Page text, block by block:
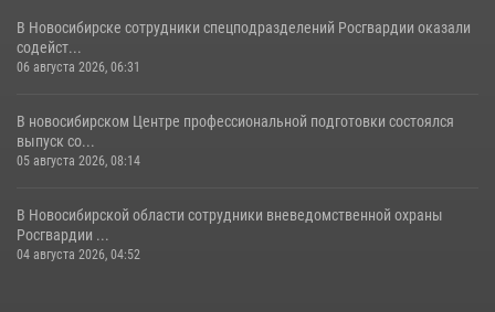
В Новосибирске сотрудники спецподразделений Росгвардии оказали
содейст...
06 августа 2026, 06:31
В новосибирском Центре профессиональной подготовки состоялся
выпуск со...
05 августа 2026, 08:14
В Новосибирской области сотрудники вневедомственной охраны
Росгвардии ...
04 августа 2026, 04:52